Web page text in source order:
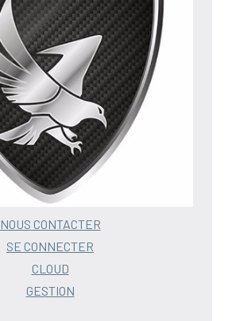
NOUS CONTACTER
SE CONNECTER
CLOUD
GESTION